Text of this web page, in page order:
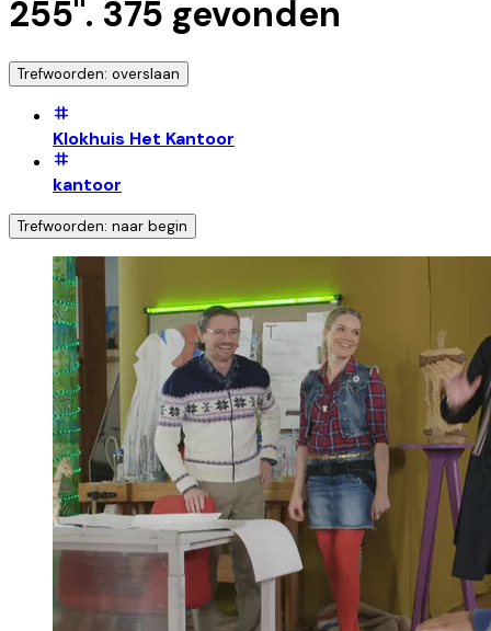
255". 375 gevonden
Trefwoorden: overslaan
Klokhuis Het Kantoor
kantoor
Trefwoorden: naar begin